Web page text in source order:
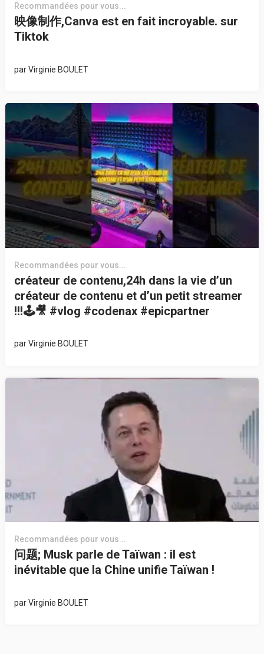
Recommandées pour vous...
映像制作,Canva est en fait incroyable. sur
Tiktok
parVirginie BOULET
Recommandées pour vous...
créateur de contenu,24h dans la vie d’un
créateur de contenu et d’un petit streamer
!!!🕹️🎥 #vlog #codenax #epicpartner
parVirginie BOULET
Recommandées pour vous...
问题; Musk parle de Taïwan : il est
inévitable que la Chine unifie Taïwan !
parVirginie BOULET